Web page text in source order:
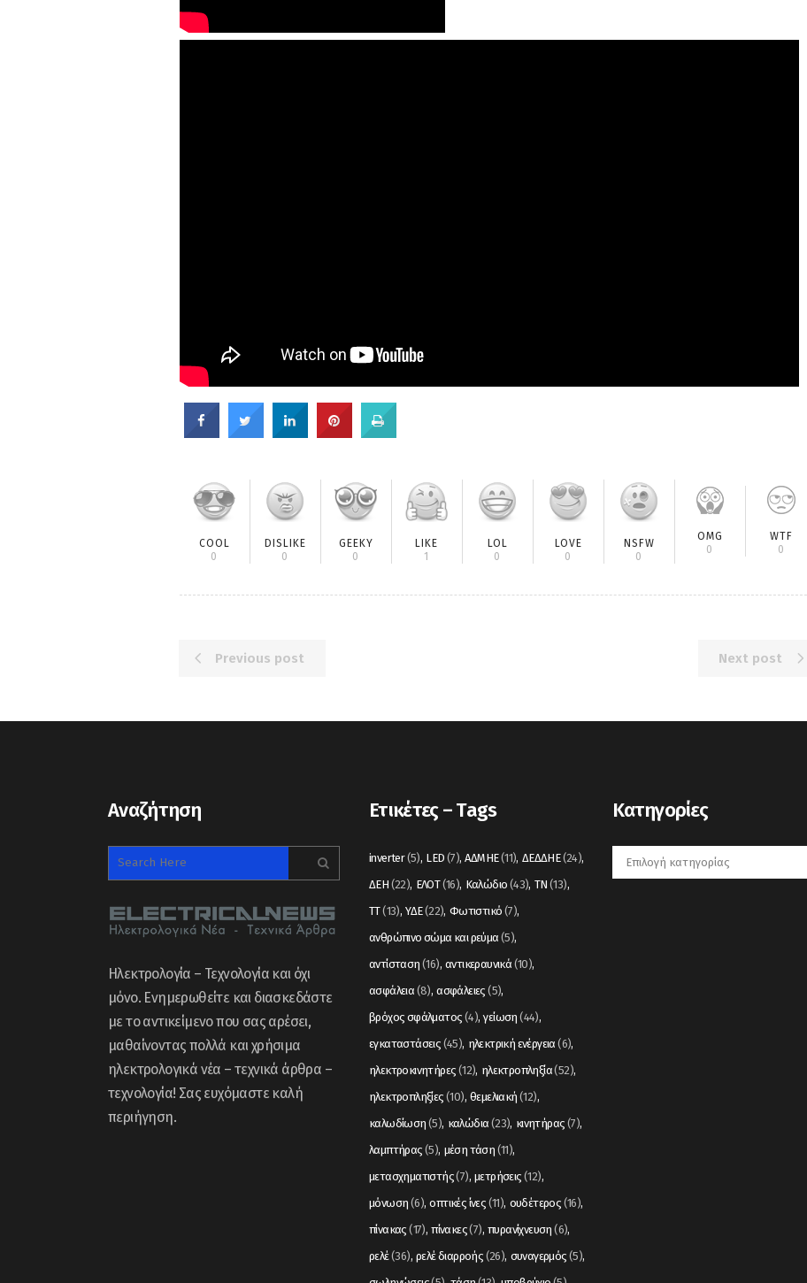
COOL
0
DISLIKE
0
GEEKY
0
LIKE
1
LOL
0
LOVE
0
NSFW
0
OMG
0
WTF
0
Previous post Next post
Αναζήτηση
Ηλεκτρολογία – Τεχνολογία και όχι
μόνο. Ενημερωθείτε και διασκεδάστε
με το αντικείμενο που σας αρέσει,
μαθαίνοντας πολλά και χρήσιμα
ηλεκτρολογικά νέα – τεχνικά άρθρα –
τεχνολογία! Σας ευχόμαστε καλή
περιήγηση.
Ετικέτες – Tags
inverter(5) LED (7) ΑΔΜΗΕ(11) ΔΕΔΔΗΕ(24)
ΔΕΗ (22) ΕΛΟΤ(16) Καλώδιο (43) ΤΝ (13)
ΤΤ(13) ΥΔΕ(22) Φωτιστικό (7)
ανθρώπινο σώμα και ρεύμα (5)
αντίσταση (16) αντικεραυνικά (10)
ασφάλεια (8) ασφάλειες (5)
βρόχος σφάλματος (4) γείωση (44)
εγκαταστάσεις (45) ηλεκτρική ενέργεια (6)
ηλεκτροκινητήρες (12) ηλεκτροπληξία(52)
ηλεκτροπληξίες (10) θεμελιακή (12)
καλωδίωση (5) καλώδια (23) κινητήρας (7)
λαμπτήρας (5) μέση τάση (11)
μετασχηματιστής(7) μετρήσεις (12)
μόνωση (6) οπτικές ίνες (11) ουδέτερος (16)
πίνακας (17) πίνακες(7) πυρανίχνευση (6)
ρελέ(36) ρελέ διαρροής (26) συναγερμός (5)
Kατηγορίες
Kατηγορίες